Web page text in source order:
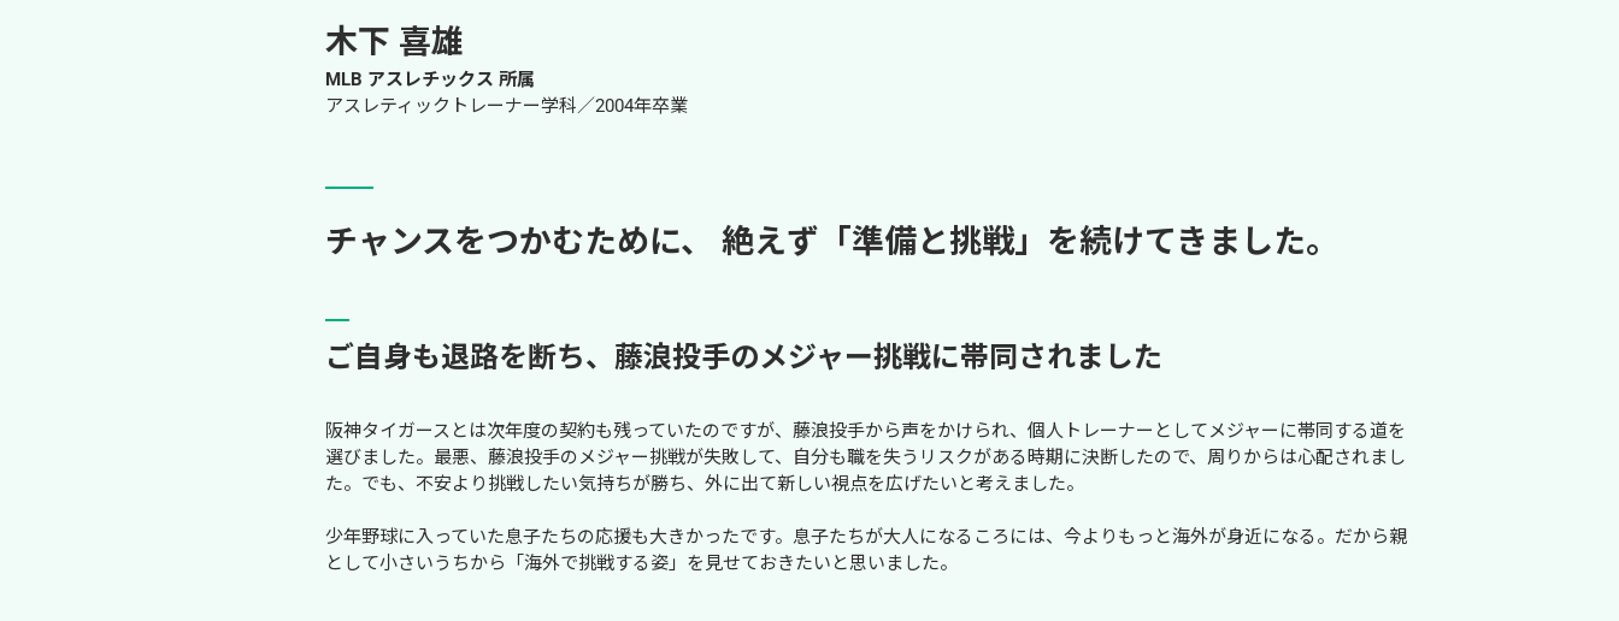
木下 喜雄
MLB アスレチックス 所属
アスレティックトレーナー学科／2004年卒業
チャンスをつかむために、 絶えず「準備と挑戦」を続けてきました。
ご自身も退路を断ち、藤浪投手のメジャー挑戦に帯同されました
阪神タイガースとは次年度の契約も残っていたのですが、藤浪投手から声をかけられ、個人トレーナーとしてメジャーに帯同する道を
選びました。最悪、藤浪投手のメジャー挑戦が失敗して、自分も職を失うリスクがある時期に決断したので、周りからは心配されまし
た。でも、不安より挑戦したい気持ちが勝ち、外に出て新しい視点を広げたいと考えました。
少年野球に入っていた息子たちの応援も大きかったです。息子たちが大人になるころには、今よりもっと海外が身近になる。だから親
として小さいうちから「海外で挑戦する姿」を見せておきたいと思いました。